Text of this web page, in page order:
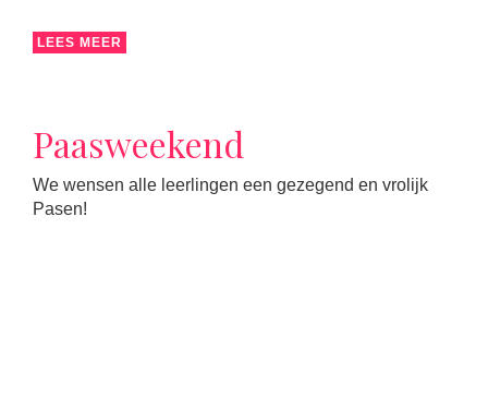
LEES MEER
Paasweekend
We wensen alle leerlingen een gezegend en vrolijk
Pasen!